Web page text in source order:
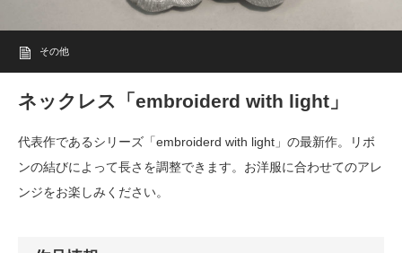
その他
ネックレス「embroiderd with light」
代表作であるシリーズ「embroiderd with light」の最新作。リボ
ンの結びによって長さを調整できます。お洋服に合わせてのアレ
ンジをお楽しみください。